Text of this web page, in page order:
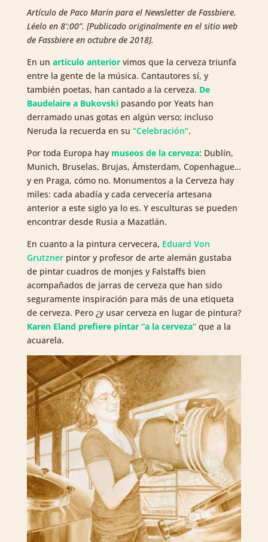
Artículo de Paco Marín para el Newsletter de Fassbiere.
Léelo en 8’:00”. [Publicado originalmente en el sitio web
de Fassbiere en octubre de 2018].
En un artículo anteriorvimos que la cerveza triunfa
entre la gente de la música. Cantautores sí, y
también poetas, han cantado a la cerveza. De
Baudelaire a Bukovskipasando por Yeats han
derramado unas gotas en algún verso; incluso
Neruda la recuerda en su “Celebración”.
Por toda Europa hay museos de la cerveza: Dublín,
Munich, Bruselas, Brujas, Ámsterdam, Copenhague…
y en Praga, cómo no. Monumentos a la Cerveza hay
miles: cada abadía y cada cervecería artesana
anterior a este siglo ya lo es. Y esculturas se pueden
encontrar desde Rusia a Mazatlán.
En cuanto a la pintura cervecera, Eduard Von
Grutzner pintor y profesor de arte alemán gustaba
de pintar cuadros de monjes y Falstaffs bien
acompañados de jarras de cerveza que han sido
seguramente inspiración para más de una etiqueta
de cerveza. Pero ¿y usar cerveza en lugar de pintura?
Karen Eland prefiere pintar “a la cerveza”que a la
acuarela.